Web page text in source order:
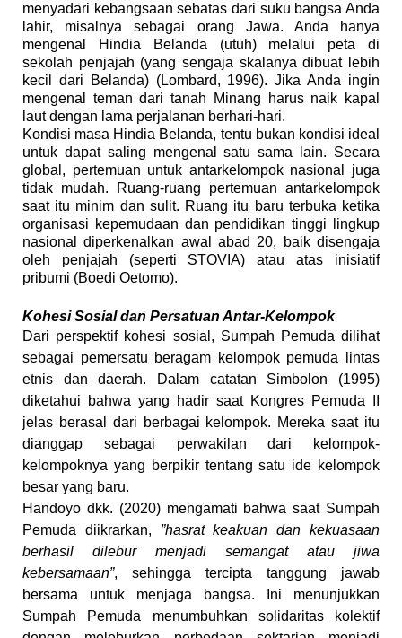
menyadari kebangsaan sebatas dari suku bangsa Anda
lahir, misalnya sebagai orang Jawa. Anda hanya
mengenal Hindia Belanda (utuh) melalui peta di
sekolah penjajah (yang sengaja skalanya dibuat lebih
kecil dari Belanda) (Lombard, 1996). Jika Anda ingin
mengenal teman dari tanah Minang harus naik kapal
laut dengan lama perjalanan berhari-hari.
Kondisi masa Hindia Belanda, tentu bukan kondisi ideal
untuk dapat saling mengenal satu sama lain. Secara
global, pertemuan untuk antarkelompok nasional juga
tidak mudah. Ruang-ruang pertemuan antarkelompok
saat itu minim dan sulit. Ruang itu baru terbuka ketika
organisasi kepemudaan dan pendidikan tinggi lingkup
nasional diperkenalkan awal abad 20, baik disengaja
oleh penjajah (seperti STOVIA) atau atas inisiatif
pribumi (Boedi Oetomo).
Kohesi Sosial dan Persatuan Antar-Kelompok
Dari perspektif kohesi sosial, Sumpah Pemuda dilihat
sebagai pemersatu beragam kelompok pemuda lintas
etnis dan daerah. Dalam catatan Simbolon (1995)
diketahui bahwa yang hadir saat Kongres Pemuda II
jelas berasal dari berbagai kelompok. Mereka saat itu
dianggap sebagai perwakilan dari kelompok-
kelompoknya yang berpikir tentang satu ide kelompok
besar yang baru.
Handoyo dkk. (2020) mengamati bahwa saat Sumpah
Pemuda diikrarkan, ”hasrat keakuan dan kekuasaan
berhasil dilebur menjadi semangat atau jiwa
kebersamaan”, sehingga tercipta tanggung jawab
bersama untuk menjaga bangsa. Ini menunjukkan
Sumpah Pemuda menumbuhkan solidaritas kolektif